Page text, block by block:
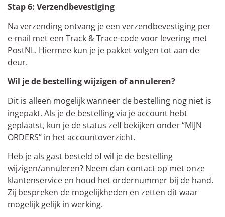
Stap 6: Verzendbevestiging
Na verzending ontvang je een verzendbevestiging per
e-mail met een Track & Trace-code voor levering met
PostNL. Hiermee kun je je pakket volgen tot aan de
deur.
Wil je de bestelling wijzigen of annuleren?
Dit is alleen mogelijk wanneer de bestelling nog niet is
ingepakt. Als je de bestelling via je account hebt
geplaatst, kun je de status zelf bekijken onder “MIJN
ORDERS” in het accountoverzicht.
Heb je als gast besteld of wil je de bestelling
wijzigen/annuleren? Neem dan contact op met onze
klantenservice en houd het ordernummer bij de hand.
Zij bespreken de mogelijkheden en zetten dit waar
mogelijk gelijk in werking.